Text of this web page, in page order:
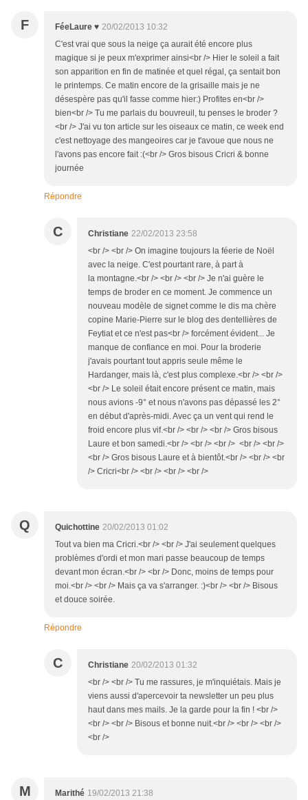
F FéeLaure ♥ 20/02/2013 10:32
C'est vrai que sous la neige ça aurait été encore plus
magique si je peux m'exprimer ainsi<br /> Hier le soleil a fait
son apparition en fin de matinée et quel régal, ça sentait bon
le printemps. Ce matin encore de la grisaille mais je ne
désespère pas qu'il fasse comme hier:) Profites en<br />
bien<br /> Tu me parlais du bouvreuil, tu penses le broder ?
<br /> J'ai vu ton article sur les oiseaux ce matin, ce week end
c'est nettoyage des mangeoires car je t'avoue que nous ne
l'avons pas encore fait :(<br /> Gros bisous Cricri & bonne
journée
Répondre
C Christiane 22/02/2013 23:58
<br /> <br /> On imagine toujours la féerie de Noël
avec la neige. C'est pourtant rare, à part à
la montagne.<br /> <br /> <br /> Je n'ai guère le
temps de broder en ce moment. Je commence un
nouveau modèle de signet comme le dis ma chère
copine Marie-Pierre sur le blog des dentellières de
Feytiat et ce n'est pas<br /> forcément évident... Je
manque de confiance en moi. Pour la broderie
j'avais pourtant tout appris seule même le
Hardanger, mais là, c'est plus complexe.<br /> <br />
<br /> Le soleil était encore présent ce matin, mais
nous avions -9° et nous n'avons pas dépassé les 2°
en début d'après-midi. Avec ça un vent qui rend le
froid encore plus vif.<br /> <br /> <br /> Gros bisous
Laure et bon samedi.<br /> <br /> <br /> <br /> <br />
<br /> Gros bisous Laure et à bientôt.<br /> <br /> <br
/> Cricri<br /> <br /> <br /> <br />
Q Quichottine 20/02/2013 01:02
Tout va bien ma Cricri.<br /> <br /> J'ai seulement quelques
problèmes d'ordi et mon mari passe beaucoup de temps
devant mon écran.<br /> <br /> Donc, moins de temps pour
moi.<br /> <br /> Mais ça va s'arranger. :)<br /> <br /> Bisous
et douce soirée.
Répondre
C Christiane 20/02/2013 01:32
<br /> <br /> Tu me rassures, je m'inquiétais. Mais je
viens aussi d'apercevoir ta newsletter un peu plus
haut dans mes mails. Je la garde pour la fin ! <br />
<br /> <br /> Bisous et bonne nuit.<br /> <br /> <br />
<br />
M Marithé 19/02/2013 21:38